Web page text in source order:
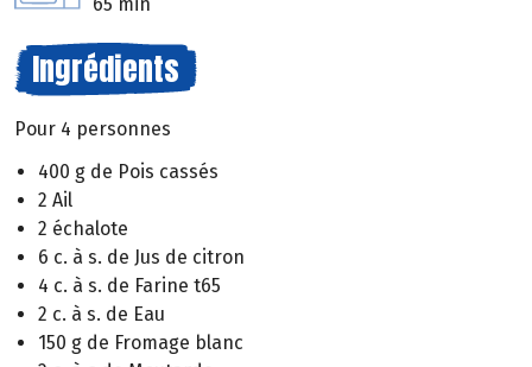
Ingrédients
Pour 4 personnes
400 g de Pois cassés
2 Ail
2 échalote
6 c. à s. de Jus de citron
4 c. à s. de Farine t65
2 c. à s. de Eau
150 g de Fromage blanc